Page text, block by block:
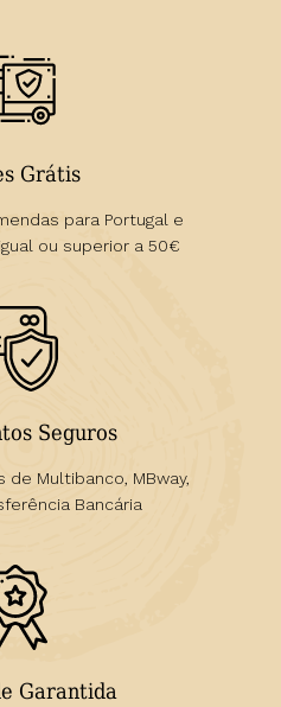
Grátis
para Portugal e
ou superior a 50€
Seguros
de Multibanco, MBway,
Bancária
Garantida